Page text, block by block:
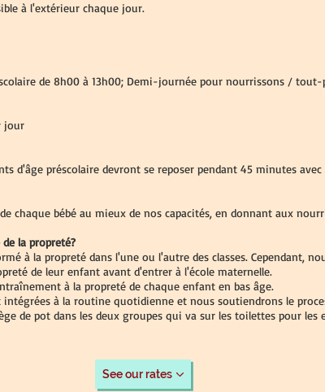
à l'extérieur chaque jour.
de 8h00 à 13h00; Demi-journée pour nourrissons /
jour
d'âge préscolaire devront se reposer pendant 45 minutes
chaque bébé au mieux de nos capacités, en donnant aux
la propreté?
à la propreté dans l'une ou l'autre des classes. Cependant,
de leur enfant avant d'entrer à l'école maternelle.
à la propreté de chaque enfant en bas âge.
à la routine quotidienne et nous soutiendrons le
de pot dans les deux groupes qui va sur les toilettes pour les
See our rates